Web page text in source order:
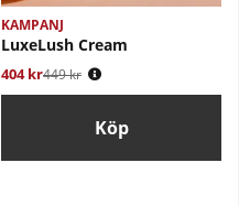
KAMPANJ
LuxeLush Cream
404 kr
Ordinarie pris:
449 kr
Köp